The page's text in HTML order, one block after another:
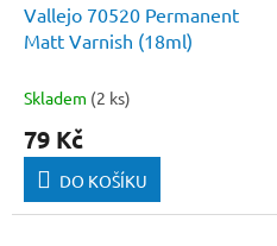
Vallejo 70520 Permanent
Matt Varnish (18ml)
Skladem (2 ks)
79 Kč
DO KOŠÍKU